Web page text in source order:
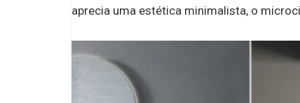
aprecia uma estética minimalista, o